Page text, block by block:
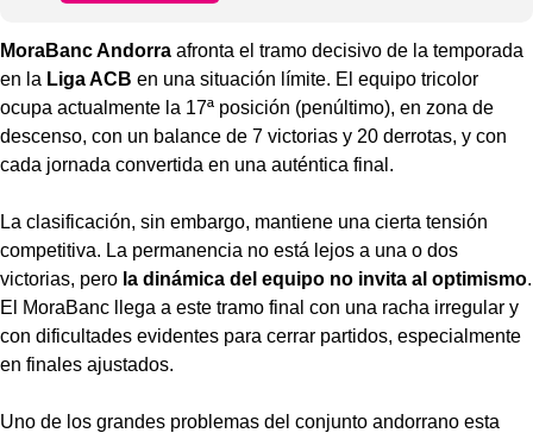
MoraBanc Andorra afronta el tramo decisivo de la temporada
en la Liga ACB en una situación límite. El equipo tricolor
ocupa actualmente la 17ª posición (penúltimo), en zona de
descenso, con un balance de 7 victorias y 20 derrotas, y con
cada jornada convertida en una auténtica final.
La clasificación, sin embargo, mantiene una cierta tensión
competitiva. La permanencia no está lejos a una o dos
victorias, pero la dinámica del equipo no invita al optimismo.
El MoraBanc llega a este tramo final con una racha irregular y
con dificultades evidentes para cerrar partidos, especialmente
en finales ajustados.
Uno de los grandes problemas del conjunto andorrano esta